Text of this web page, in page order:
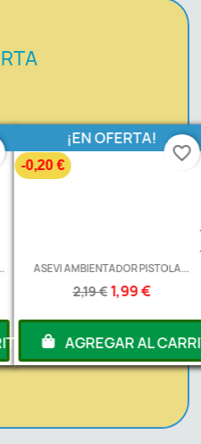
ASEVI AMBIENTADOR PISTOLA...
2,19 €1,99 €
¡EN OFERTA!
-0,20 €
AGREGAR AL
favorite_border